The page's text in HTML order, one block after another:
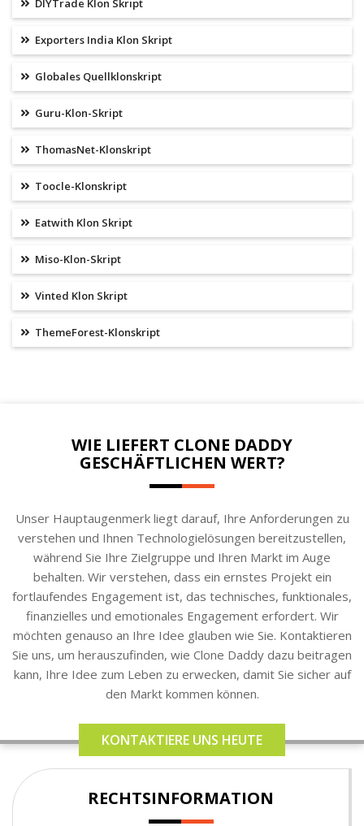
DIYTrade Klon Skript
Exporters India Klon Skript
Globales Quellklonskript
Guru-Klon-Skript
ThomasNet-Klonskript
Toocle-Klonskript
Eatwith Klon Skript
Miso-Klon-Skript
Vinted Klon Skript
ThemeForest-Klonskript
WIE LIEFERT CLONE DADDY
GESCHÄFTLICHEN WERT?
Unser Hauptaugenmerk liegt darauf, Ihre Anforderungen zu
verstehen und Ihnen Technologielösungen bereitzustellen,
während Sie Ihre Zielgruppe und Ihren Markt im Auge
behalten. Wir verstehen, dass ein ernstes Projekt ein
fortlaufendes Engagement ist, das technisches, funktionales,
finanzielles und emotionales Engagement erfordert. Wir
möchten genauso an Ihre Idee glauben wie Sie. Kontaktieren
Sie uns, um herauszufinden, wie Clone Daddy dazu beitragen
kann, Ihre Idee zum Leben zu erwecken, damit Sie sicher auf
den Markt kommen können.
KONTAKTIERE UNS HEUTE
RECHTSINFORMATION